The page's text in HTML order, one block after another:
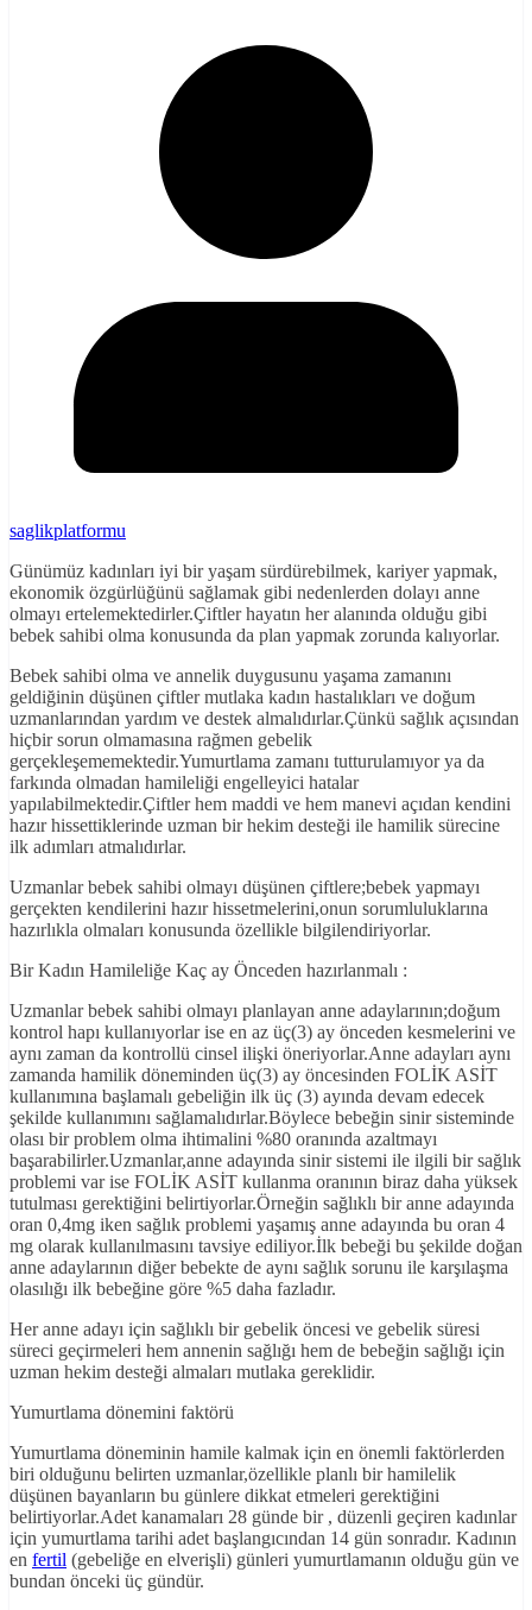
saglikplatformu
Günümüz kadınları iyi bir yaşam sürdürebilmek, kariyer yapmak,
ekonomik özgürlüğünü sağlamak gibi nedenlerden dolayı anne
olmayı ertelemektedirler.Çiftler hayatın her alanında olduğu gibi
bebek sahibi olma konusunda da plan yapmak zorunda kalıyorlar.
Bebek sahibi olma ve annelik duygusunu yaşama zamanını
geldiğinin düşünen çiftler mutlaka kadın hastalıkları ve doğum
uzmanlarından yardım ve destek almalıdırlar.Çünkü sağlık açısından
hiçbir sorun olmamasına rağmen gebelik
gerçekleşememektedir.Yumurtlama zamanı tutturulamıyor ya da
farkında olmadan hamileliği engelleyici hatalar
yapılabilmektedir.Çiftler hem maddi ve hem manevi açıdan kendini
hazır hissettiklerinde uzman bir hekim desteği ile hamilik sürecine
ilk adımları atmalıdırlar.
Uzmanlar bebek sahibi olmayı düşünen çiftlere;bebek yapmayı
gerçekten kendilerini hazır hissetmelerini,onun sorumluluklarına
hazırlıkla olmaları konusunda özellikle bilgilendiriyorlar.
Bir Kadın Hamileliğe Kaç ay Önceden hazırlanmalı :
Uzmanlar bebek sahibi olmayı planlayan anne adaylarının;doğum
kontrol hapı kullanıyorlar ise en az üç(3) ay önceden kesmelerini ve
aynı zaman da kontrollü cinsel ilişki öneriyorlar.Anne adayları aynı
zamanda hamilik döneminden üç(3) ay öncesinden FOLİK ASİT
kullanımına başlamalı gebeliğin ilk üç (3) ayında devam edecek
şekilde kullanımını sağlamalıdırlar.Böylece bebeğin sinir sisteminde
olası bir problem olma ihtimalini %80 oranında azaltmayı
başarabilirler.Uzmanlar,anne adayında sinir sistemi ile ilgili bir sağlık
problemi var ise FOLİK ASİT kullanma oranının biraz daha yüksek
tutulması gerektiğini belirtiyorlar.Örneğin sağlıklı bir anne adayında
oran 0,4mg iken sağlık problemi yaşamış anne adayında bu oran 4
mg olarak kullanılmasını tavsiye ediliyor.İlk bebeği bu şekilde doğan
anne adaylarının diğer bebekte de aynı sağlık sorunu ile karşılaşma
olasılığı ilk bebeğine göre %5 daha fazladır.
Her anne adayı için sağlıklı bir gebelik öncesi ve gebelik süresi
süreci geçirmeleri hem annenin sağlığı hem de bebeğin sağlığı için
uzman hekim desteği almaları mutlaka gereklidir.
Yumurtlama dönemini faktörü
Yumurtlama döneminin hamile kalmak için en önemli faktörlerden
biri olduğunu belirten uzmanlar,özellikle planlı bir hamilelik
düşünen bayanların bu günlere dikkat etmeleri gerektiğini
belirtiyorlar.Adet kanamaları 28 günde bir , düzenli geçiren kadınlar
için yumurtlama tarihi adet başlangıcından 14 gün sonradır. Kadının
en fertil (gebeliğe en elverişli) günleri yumurtlamanın olduğu gün ve
bundan önceki üç gündür.